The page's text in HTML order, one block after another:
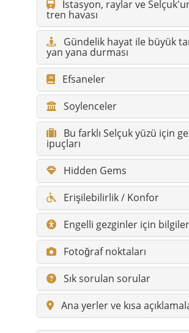
İstasyon, raylar ve
tren havası
Gündelik hayat ile büyük
yan yana durması
Efsaneler
Soylenceler
Bu farklı Selçuk yüzü için
ipuçları
Hidden Gems
Erişilebilirlik / Konfor
Engelli gezginler için bilgiler
Fotoğraf noktaları
Sık sorulan sorular
Ana yerler ve kısa